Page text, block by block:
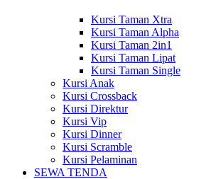
Kursi Taman Xtra
Kursi Taman Alpha
Kursi Taman 2in1
Kursi Taman Lipat
Kursi Taman Single
Kursi Anak
Kursi Crossback
Kursi Direktur
Kursi Vip
Kursi Dinner
Kursi Scramble
Kursi Pelaminan
SEWA TENDA